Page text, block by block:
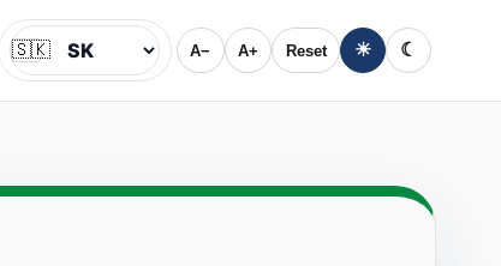
Jazyk
🇸🇰 A− A+ Reset ☀ ☾